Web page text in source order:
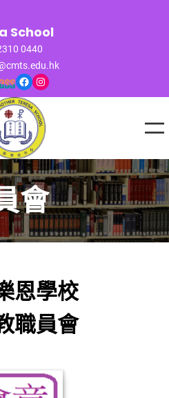
School
0440
Facebook Instagram
會
恩學校
職員會